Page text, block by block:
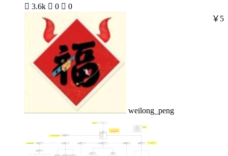
 3.6k  0  0
weilong_peng
￥5